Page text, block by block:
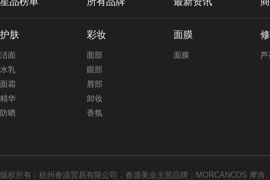
护肤
洁面
水乳
面霜
精华
防晒
彩妆
面部
眼部
唇部
卸妆
香氛
面膜
面膜 芦
版权所有：杭州春源贸易有限公司，春源美业主营品牌：MORCANCOS 摩